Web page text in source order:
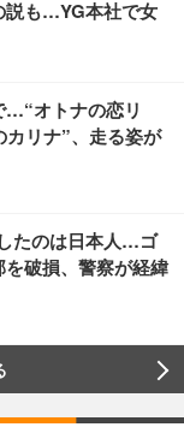
説も…YG本社で女
…“オトナの恋リ
リナ”、走る姿が
たのは日本人…ゴ
破損、警察が経緯